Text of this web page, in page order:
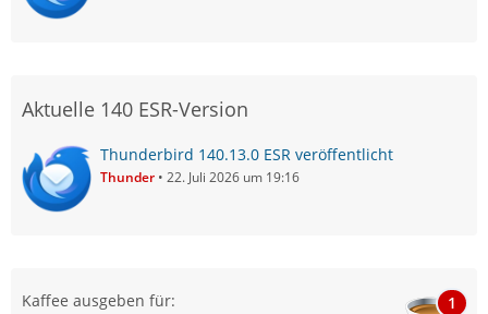
Aktuelle 140 ESR-Version
Thunderbird 140.13.0 ESR veröffentlicht
Thunder 22. Juli 2026 um 19:16
Kaffee ausgeben für: 1